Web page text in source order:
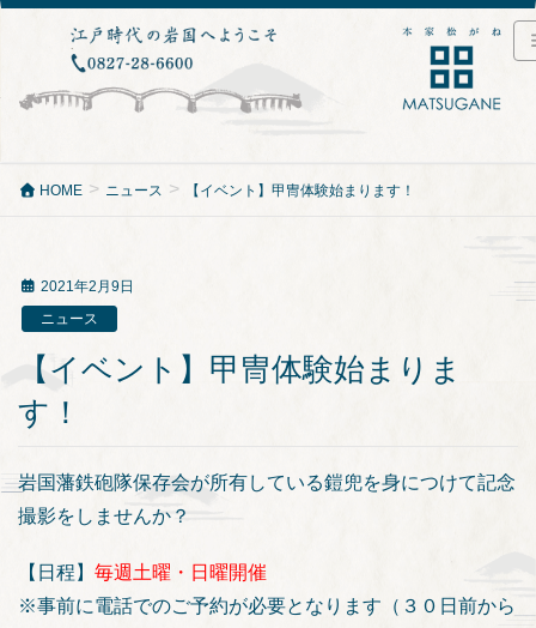
HOME ニュース 【イベント】甲冑体験始まります！
2021年2月9日
ニュース
【イベント】甲冑体験始まりま
す！
岩国藩鉄砲隊保存会が所有している鎧兜を身につけて記念
撮影をしませんか？
【日程】 毎週土曜・日曜開催
※事前に電話でのご予約が必要となります（３０日前から